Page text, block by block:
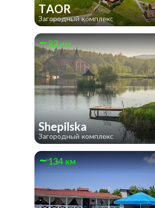
TAOR
Загородный комплекс
83 км
Shepilska
Загородный комплекс
134 км